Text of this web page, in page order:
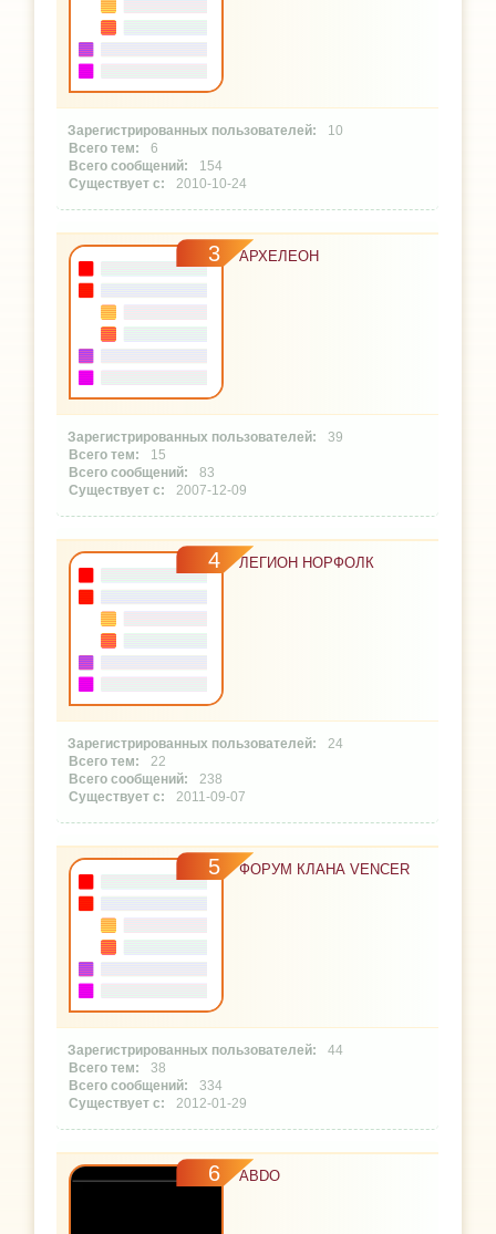
10
6
154
2010-10-24
3 АРХЕЛЕОН
39
15
83
2007-12-09
4 ЛЕГИОН НОРФОЛК
24
22
238
2011-09-07
5 ФОРУМ КЛАНА VENCER
44
38
334
2012-01-29
6 ABDO